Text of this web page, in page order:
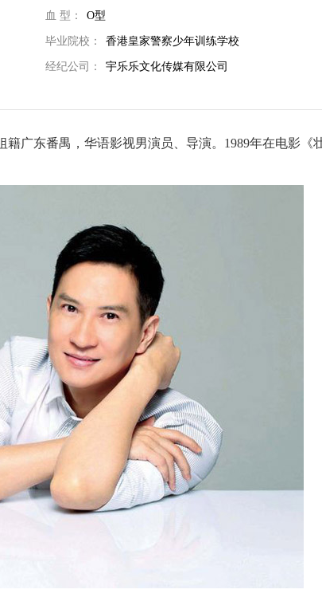
血 型： O型
毕业院校： 香港皇家警察少年训练学校
经纪公司： 宇乐乐文化传媒有限公司
籍广东番禺，华语影视男演员、导演。1989年在电影《